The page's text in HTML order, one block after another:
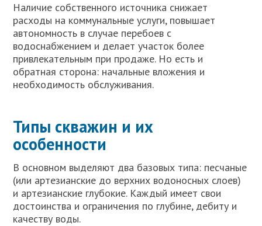
Наличие собственного источника снижает
расходы на коммунальные услуги, повышает
автономность в случае перебоев с
водоснабжением и делает участок более
привлекательным при продаже. Но есть и
обратная сторона: начальные вложения и
необходимость обслуживания.
Типы скважин и их
особенности
В основном выделяют два базовых типа: песчаные
(или артезианские до верхних водоносных слоев)
и артезианские глубокие. Каждый имеет свои
достоинства и ограничения по глубине, дебиту и
качеству воды.